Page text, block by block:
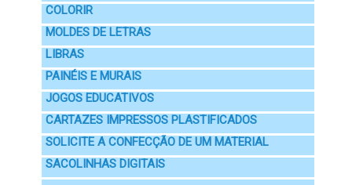
COLORIR
MOLDES DE LETRAS
LIBRAS
PAINÉIS E MURAIS
JOGOS EDUCATIVOS
CARTAZES IMPRESSOS PLASTIFICADOS
SOLICITE A CONFECÇÃO DE UM MATERIAL
SACOLINHAS DIGITAIS